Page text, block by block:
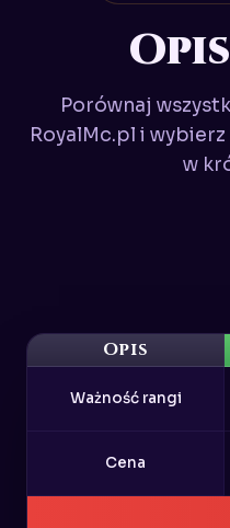
Opis
Porównaj
RoyalMc.pl i
w
Opis
Ważność rangi
Cena